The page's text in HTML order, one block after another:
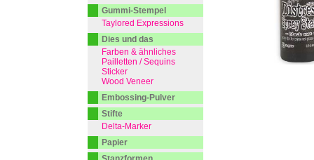
Gummi-Stempel
Taylored Expressions
Dies und das
Farben & ähnliches
Pailletten / Sequins
Sticker
Wood Veneer
Embossing-Pulver
Stifte
Delta-Marker
Papier